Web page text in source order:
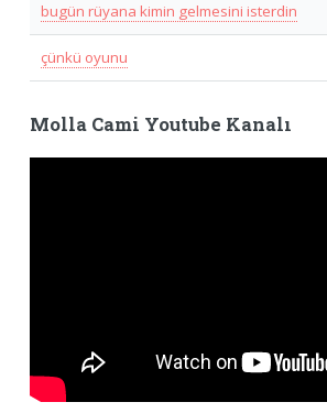
bugün rüyana kimin gelmesini isterdin
çünkü oyunu
Molla Cami Youtube Kanalı